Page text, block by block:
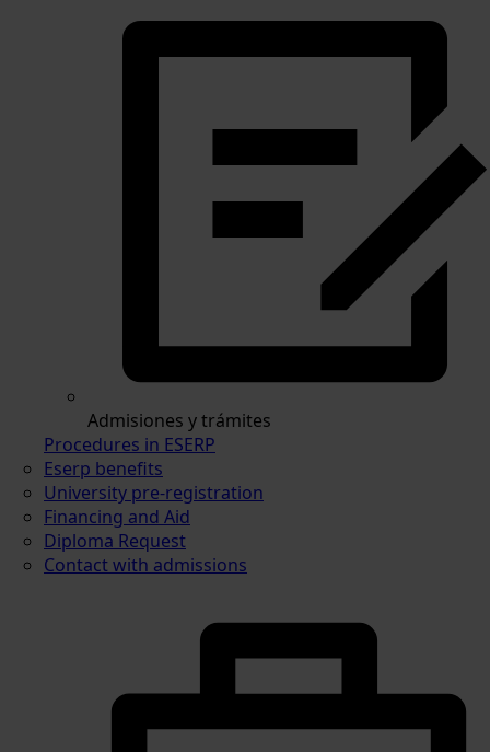
Admisiones y trámites
Procedures in ESERP
Eserp benefits
University pre-registration
Financing and Aid
Diploma Request
Contact with admissions